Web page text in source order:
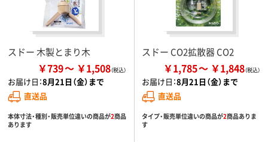
スドー 木製とまり木
￥739 ￥1,508
お届け日：8月21日（金）まで
直送品
本体寸法・種別・販売単位違いの商品が2商品
あります
スドー CO2拡散器 CO2
￥1,785 ￥1,848
お届け日：8月21日（金）まで
直送品
タイプ・販売単位違いの商品が2商品ありま
す